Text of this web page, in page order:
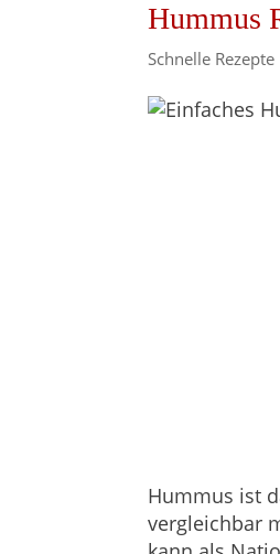
Hummus
Schnelle Rezepte
Hummus ist
vergleichbar